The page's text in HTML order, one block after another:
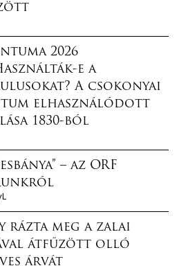
2026
e a
A csokonyai
elhasználódott
1830-ból
– az ORF
rázta meg a zalai
átfűzött olló
árvát